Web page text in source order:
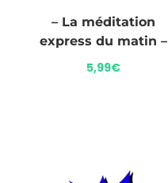
– La méditation
express du matin –
5,99€